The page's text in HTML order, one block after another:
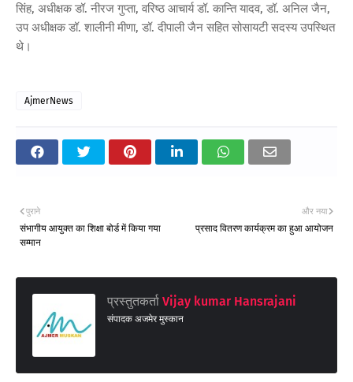
सिंह, अधीक्षक डॉ. नीरज गुप्ता, वरिष्ठ आचार्य डॉ. कान्ति यादव, डॉ. अनिल जैन,
उप अधीक्षक डॉ. शालीनी मीणा, डॉ. दीपाली जैन सहित सोसायटी सदस्य उपस्थित
थे।
AjmerNews
और नया
प्रसाद वितरण कार्यक्रम का हुआ आयोजन
पुराने
संभागीय आयुक्त का शिक्षा बोर्ड में किया गया
सम्मान
प्रस्तुतकर्ता Vijay kumar Hansrajani
संपादक अजमेर मुस्कान